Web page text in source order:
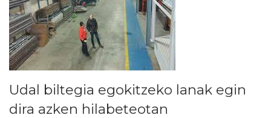
Udal biltegia egokitzeko lanak egin
dira azken hilabeteotan